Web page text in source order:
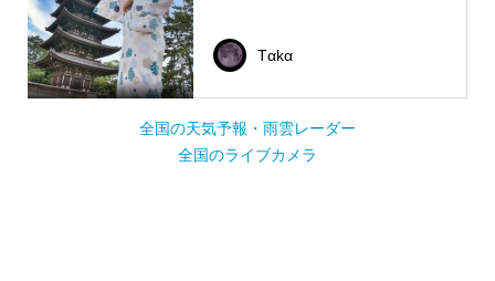
Tαkα
全国の天気予報・雨雲レーダー
全国のライブカメラ